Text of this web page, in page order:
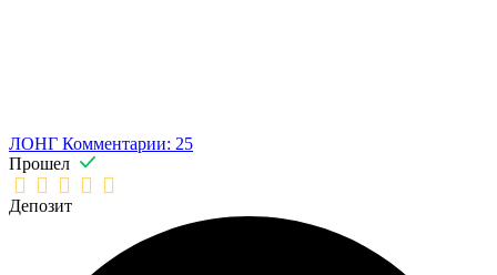
ЛОНГ Комментарии: 25
Прошел
Депозит